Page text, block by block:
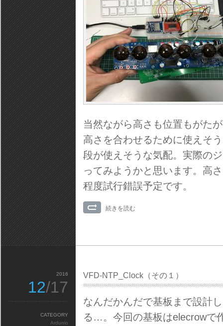
当然ながら高さも位置もがた
高さを合わせるために使えそ
段が使えそうな気配。実際の
ってみようかと思います。高
程度試行錯誤予定です。
続きを読む
VFD-NTP_Clock（その１）
なんだかんだで基板まで設計
る…。今回の基板はelecrowで
2016
12/17
CATEGORY
Ardunio